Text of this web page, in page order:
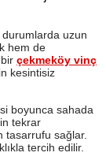
uzun
hem de
çekmeköy vinç
kesintisiz
boyunca sahada
tekrar
tasarrufu sağlar.
tercih edilir.